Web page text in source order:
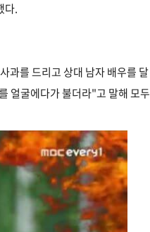
다.
과를 드리고 상대 남자 배우를 달
얼굴에다가 불더라"고 말해 모두